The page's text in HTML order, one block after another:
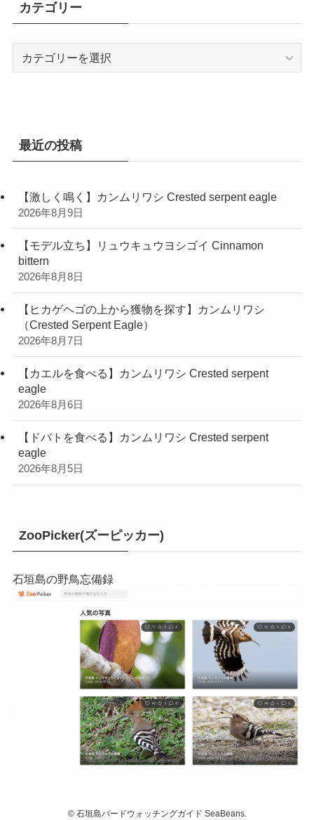
ブ
カテゴリー
最近の投稿
【激しく鳴く】カンムリワシ Crested serpent eagle
2026年8月9日
【モデル立ち】リュウキュウヨシゴイ Cinnamon
bittern
2026年8月8日
【ヒカゲヘゴの上から獲物を探す】カンムリワシ
（Crested Serpent Eagle）
2026年8月7日
【カエルを食べる】カンムリワシ Crested serpent
eagle
2026年8月6日
【ドバトを食べる】カンムリワシ Crested serpent
eagle
2026年8月5日
ZooPicker(ズーピッカー)
石垣島の野鳥忘備録
©石垣島バードウォッチングガイド SeaBeans.